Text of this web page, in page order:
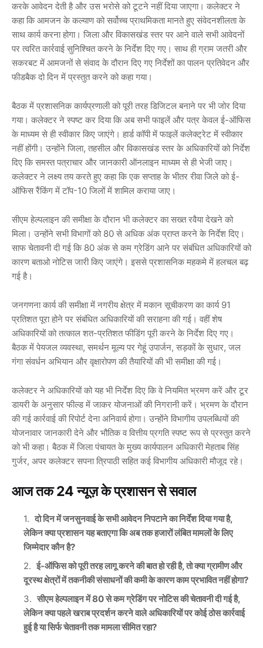
करके आवेदन देती है और उस भरोसे को टूटने नहीं दिया जाएगा। कलेक्टर ने
कहा कि आमजन के कल्याण को सर्वोच्च प्राथमिकता मानते हुए संवेदनशीलता के
साथ कार्य करना होगा। जिला और विकासखंड स्तर पर आने वाले सभी आवेदनों
पर त्वरित कार्रवाई सुनिश्चित करने के निर्देश दिए गए। साथ ही ग्राम जतरी और
सकरबट में आमजनों से संवाद के दौरान दिए गए निर्देशों का पालन प्रतिवेदन और
फीडबैक दो दिन में प्रस्तुत करने को कहा गया।
बैठक में प्रशासनिक कार्यप्रणाली को पूरी तरह डिजिटल बनाने पर भी जोर दिया
गया। कलेक्टर ने स्पष्ट कर दिया कि अब सभी फाइलें और पत्र केवल ई-ऑफिस
के माध्यम से ही स्वीकार किए जाएंगे। हार्ड कॉपी में फाइलें कलेक्ट्रेट में स्वीकार
नहीं होंगी। उन्होंने जिला, तहसील और विकासखंड स्तर के अधिकारियों को निर्देश
दिए कि समस्त पत्राचार और जानकारी ऑनलाइन माध्यम से ही भेजी जाए।
कलेक्टर ने लक्ष्य तय करते हुए कहा कि एक सप्ताह के भीतर रीवा जिले को ई-
ऑफिस रैंकिंग में टॉप-10 जिलों में शामिल कराया जाए।
सीएम हेल्पलाइन की समीक्षा के दौरान भी कलेक्टर का सख्त रवैया देखने को
मिला। उन्होंने सभी विभागों को 80 से अधिक अंक प्राप्त करने के निर्देश दिए।
साफ चेतावनी दी गई कि 80 अंक से कम ग्रेडिंग आने पर संबंधित अधिकारियों को
कारण बताओ नोटिस जारी किए जाएंगे। इससे प्रशासनिक महकमे में हलचल बढ़
गई है।
जनगणना कार्य की समीक्षा में नगरीय क्षेत्र में मकान सूचीकरण का कार्य 91
प्रतिशत पूरा होने पर संबंधित अधिकारियों की सराहना की गई। वहीं शेष
अधिकारियों को तत्काल शत-प्रतिशत फीडिंग पूरी करने के निर्देश दिए गए।
बैठक में पेयजल व्यवस्था, समर्थन मूल्य पर गेहूं उपार्जन, सड़कों के सुधार, जल
गंगा संवर्धन अभियान और वृक्षारोपण की तैयारियों की भी समीक्षा की गई।
कलेक्टर ने अधिकारियों को यह भी निर्देश दिए कि वे नियमित भ्रमण करें और टूर
डायरी के अनुसार फील्ड में जाकर योजनाओं की निगरानी करें। भ्रमण के दौरान
की गई कार्रवाई की रिपोर्ट देना अनिवार्य होगा। उन्होंने विभागीय उपलब्धियों की
योजनावार जानकारी देने और भौतिक व वित्तीय प्रगति स्पष्ट रूप से प्रस्तुत करने
को भी कहा। बैठक में जिला पंचायत के मुख्य कार्यपालन अधिकारीमेहताब सिंह
गुर्जर, अपर कलेक्टर सपना त्रिपाठीसहित कई विभागीय अधिकारी मौजूद रहे।
आज तक 24 न्यूज़ के प्रशासन से सवाल
दो दिन में जनसुनवाई के सभी आवेदन निपटाने का निर्देश दिया गया है,
लेकिन क्या प्रशासन यह बताएगा कि अब तक हजारों लंबित मामलों के लिए
जिम्मेदार कौन है?
ई-ऑफिस को पूरी तरह लागू करने की बात हो रही है, तो क्या ग्रामीण और
दूरस्थ क्षेत्रों में तकनीकी संसाधनों की कमी के कारण काम प्रभावित नहीं होगा?
सीएम हेल्पलाइन में 80 से कम ग्रेडिंग पर नोटिस की चेतावनी दी गई है,
लेकिन क्या पहले खराब प्रदर्शन करने वाले अधिकारियों पर कोई ठोस कार्रवाई
हुई है या सिर्फ चेतावनी तक मामला सीमित रहा?